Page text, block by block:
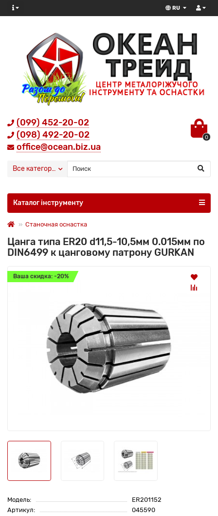
RU
(099) 452-20-02
(098) 492-20-02
office@ocean.biz.ua
0
Все категории
Каталог інструменту
Станочная оснастка
Цанга типа ER20 d11,5-10,5мм 0.015мм по
DIN6499 к цанговому патрону GURKAN
Ваша скидка: -20%
Модель:
ER201152
Артикул:
045590